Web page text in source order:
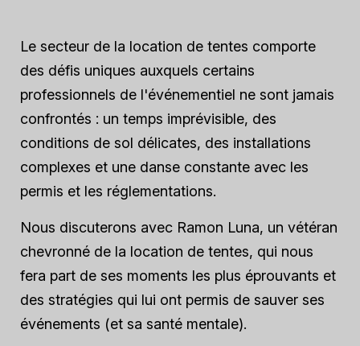
Le secteur de la location de tentes comporte
des défis uniques auxquels certains
professionnels de l'événementiel ne sont jamais
confrontés : un temps imprévisible, des
conditions de sol délicates, des installations
complexes et une danse constante avec les
permis et les réglementations.
Nous discuterons avec Ramon Luna, un vétéran
chevronné de la location de tentes, qui nous
fera part de ses moments les plus éprouvants et
des stratégies qui lui ont permis de sauver ses
événements (et sa santé mentale).